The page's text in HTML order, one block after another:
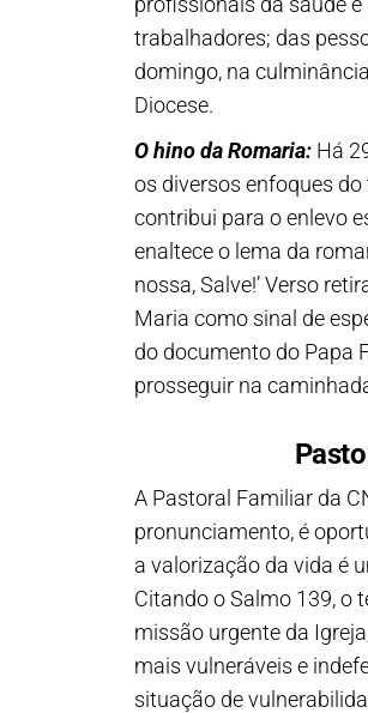
trabalhadores; das
domingo, na
Diocese.
O hino da Romaria: Há
os diversos enfoques
contribui para o enlevo
enaltece o lema da
nossa, Salve!’ Verso
Maria como sinal de
do documento do Papa
prosseguir na
A Pastoral Familiar da
pronunciamento, é
a valorização da vida é
Citando o Salmo 139, o
missão urgente da
mais vulneráveis e
situação de